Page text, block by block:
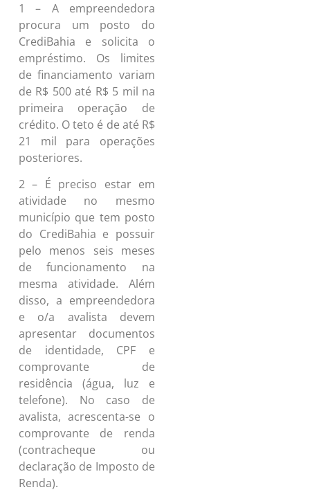
1 – A empreendedora
procura um posto do
CrediBahia e solicita o
empréstimo. Os limites
de financiamento variam
de R$ 500 até R$ 5 mil na
primeira operação de
crédito. O teto é de até R$
21 mil para operações
posteriores.
2 – É preciso estar em
atividade no mesmo
município que tem posto
do CrediBahia e possuir
pelo menos seis meses
de funcionamento na
mesma atividade. Além
disso, a empreendedora
e o/a avalista devem
apresentar documentos
de identidade, CPF e
comprovante de
residência (água, luz e
telefone). No caso de
avalista, acrescenta-se o
comprovante de renda
(contracheque ou
declaração de Imposto de
Renda).